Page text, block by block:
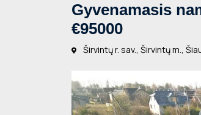
Gyvenamasis
€95000
Širvintų r. sav., Širvintų m.,